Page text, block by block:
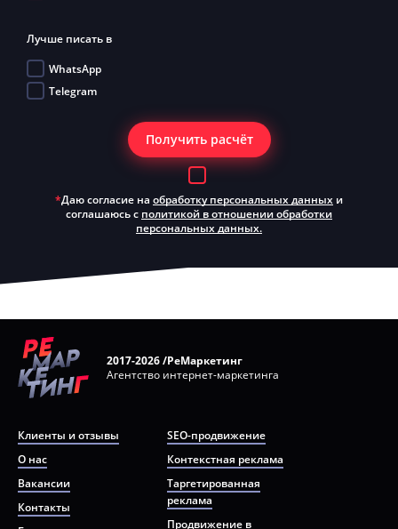
Лучше писать в
WhatsApp
Telegram
*Даю согласие на обработку персональных данных и
соглашаюсь с политикой в отношении обработки
персональных данных.
Получить расчёт
2017-2026 /РеМаркетинг
Агентство интернет-маркетинга
Клиенты и отзывы
О нас
Вакансии
Контакты
SEO-продвижение
Контекстная реклама
Таргетированная
реклама
Продвижение в